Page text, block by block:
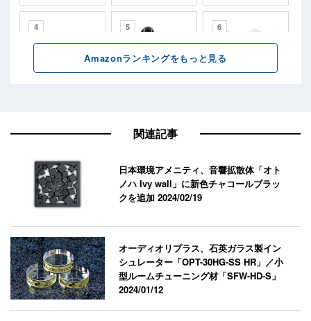
関連記事
日本環境アメニティ、音響拡散体「オト
ノハ Ivy wall」に新色チャコールブラッ
クを追加2024/02/19
オーディオリプラス、石英ガラス製イン
シュレーター「OPT-30HG-SS HR」／小
型ルームチューニング材「SFW-HD-S」
2024/01/12